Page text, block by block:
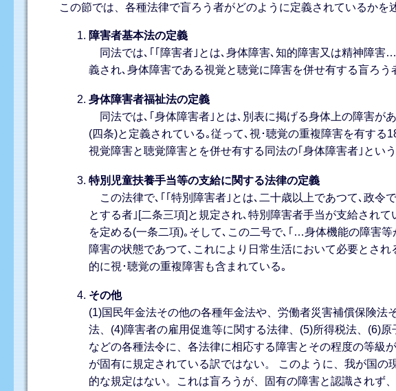
この節では、各種法律で盲ろう者がどのように定義されているかを
障害者基本法の定義
同法では､｢｢障害者｣とは､身体障害､知的障害又は精神障害
義され､身体障害である視覚と聴覚に障害を併せ有する盲ろう
身体障害者福祉法の定義
同法では､｢身体障害者｣とは､別表に掲げる身体上の障害が
(四条)と定義されている｡従って､視･聴覚の重複障害を有す
視覚障害と聴覚障害とを併せ有する同法の｢身体障害者｣とい
特別児童扶養手当等の支給に関する法律の定義
この法律で､｢｢特別障害者｣とは､二十歳以上であつて､政令
とする者｣[二条三項]と規定され､特別障害者手当が支給され
を定める(一条二項)｡そして､この二号で､｢…身体機能の障害
障害の状態であつて､これにより日常生活において必要とさ
的に視･聴覚の重複障害も含まれている｡
その他
(1)国民年金法その他の各種年金法や、労働者災害補償保険
法、(4)障害者の雇用促進等に関する法律、(5)所得税法、(6)
などの各種法令に、各法律に相応する障害とその程度の等級
が固有に規定されている訳ではない。 このように、我が国
的な規定はない。これは盲ろうが、固有の障害と認識されず